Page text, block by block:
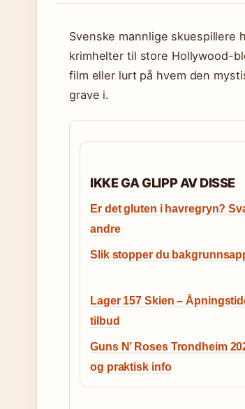
Svenske mannlige skuespillere
krimhelter til store Hollywood-
film eller lurt på hvem den
grave i.
IKKE GA GLIPP AV DISSE
Er det gluten i havregryn?
andre
Slik stopper du
Lager 157 Skien –
tilbud
Guns N’ Roses Trondheim
og praktisk info